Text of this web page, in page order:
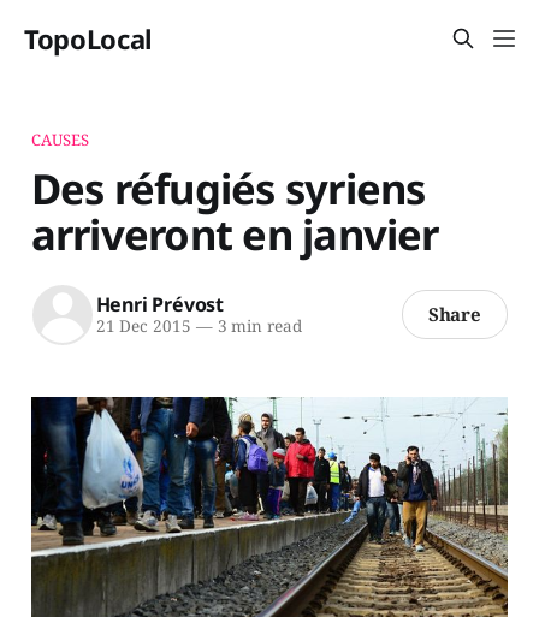
TopoLocal
CAUSES
Des réfugiés syriens
arriveront en janvier
Henri Prévost
21 Dec 2015 —3 min read Share